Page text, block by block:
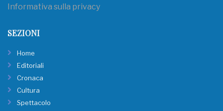
Informativa sulla privacy
SEZIONI
Home
Editoriali
Cronaca
Cultura
Spettacolo